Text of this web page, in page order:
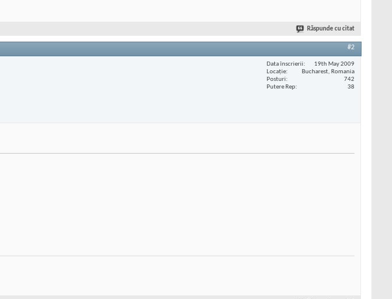
Răspunde cu citat
#2
Data înscrierii
19th May 2009
Locaţie
Bucharest, Romania
Posturi
742
Putere Rep
38